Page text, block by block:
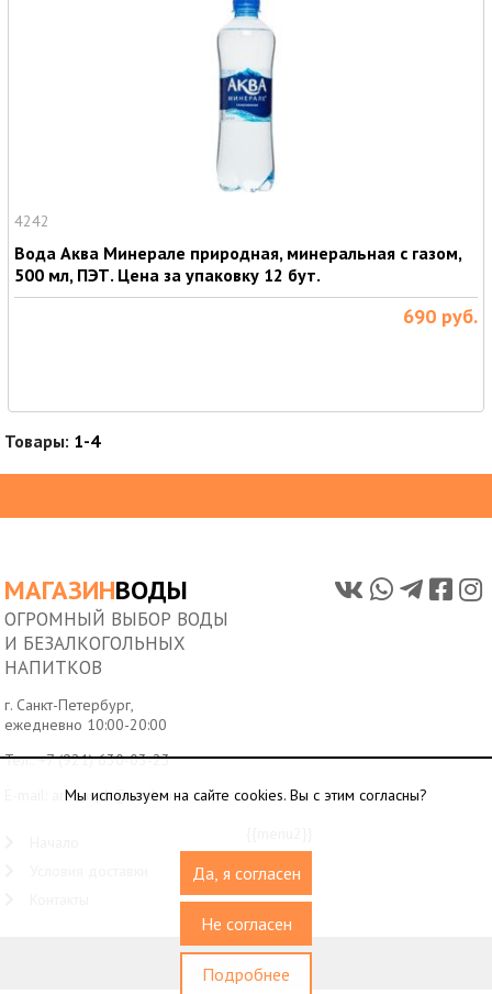
4242
Вода Аква Минерале природная, минеральная с газом,
500 мл, ПЭТ. Цена за упаковку 12 бут.
690 руб.
Товары: 1-4
МАГАЗИНВОДЫ
ОГРОМНЫЙ ВЫБОР ВОДЫ
И БЕЗАЛКОГОЛЬНЫХ
НАПИТКОВ
г. Санкт-Петербург,
ежедневно 10:00-20:00
Тел.:+7 (921) 630-03-23
arenaspb@mail.ru
© 2010-2026
Мы используем на сайте cookies. Вы с этим согласны?
Да, я согласен
Не согласен
Подробнее